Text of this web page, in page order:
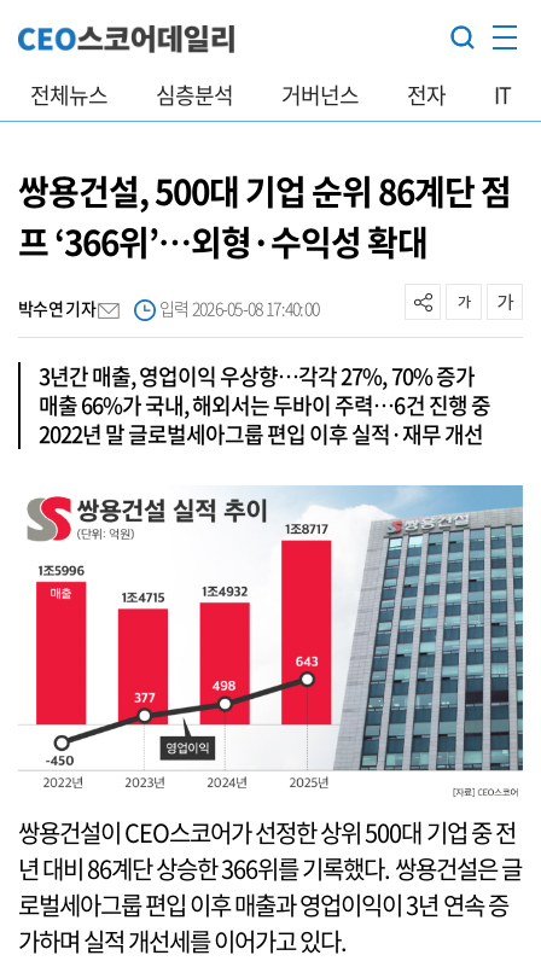
전체뉴스 심층분석 거버넌스 전자 IT
쌍용건설, 500대 기업 순위 86계단 점
프 ‘366위’…외형·수익성 확대
박수연 기자 입력 2026-05-08 17:40:00
3년간 매출, 영업이익 우상향…각각 27%, 70% 증가
매출 66%가 국내, 해외서는 두바이 주력…6건 진행 중
2022년 말 글로벌세아그룹 편입 이후 실적·재무 개선
쌍용건설이 CEO스코어가 선정한 상위 500대 기업 중 전
년 대비 86계단 상승한 366위를 기록했다. 쌍용건설은 글
로벌세아그룹 편입 이후 매출과 영업이익이 3년 연속 증
가하며 실적 개선세를 이어가고 있다.